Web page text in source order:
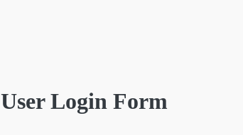
User Login Form